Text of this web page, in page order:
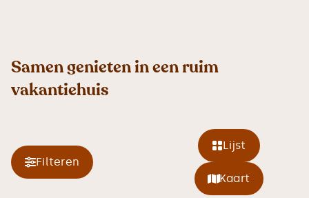
Samen genieten in een ruim
vakantiehuis
Filteren
Lijst
Kaart